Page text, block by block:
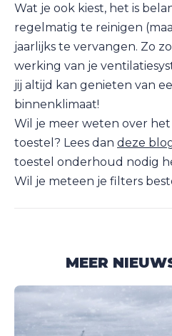
Wat je ook kiest, het is
regelmatig te reinigen
jaarlijks te vervangen. Zo
werking van je
jij altijd kan genieten van
binnenklimaat!
Wil je meer weten over
toestel? Lees dan deze
toestel onderhoud nodig
Wil je meteen je filters
MEER